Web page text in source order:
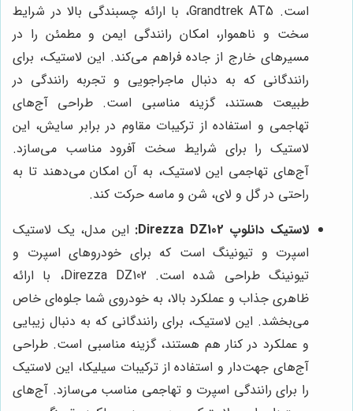
است. Grandtrek AT5، با ارائه چسبندگی بالا در شرایط
سخت و ناهموار، امکان رانندگی ایمن و مطمئن را در
مسیرهای خارج از جاده فراهم می‌کند. این لاستیک، برای
رانندگانی که به دنبال ماجراجویی و تجربه رانندگی در
طبیعت هستند، گزینه مناسبی است. طراحی آج‌های
تهاجمی و استفاده از ترکیبات مقاوم در برابر سایش، این
لاستیک را برای شرایط سخت آفرود مناسب می‌سازد.
آج‌های تهاجمی این لاستیک، به آن امکان می‌دهند تا به
راحتی در گل و لای، شن و ماسه حرکت کند.
لاستیک دانلوپ Direzza DZ102:
این مدل، یک لاستیک
اسپرت و تیونینگ است که برای خودروهای اسپرت و
تیونینگ طراحی شده است. Direzza DZ102، با ارائه
ظاهری جذاب و عملکرد بالا، به خودروی شما جلوه‌ای خاص
می‌بخشد. این لاستیک، برای رانندگانی که به دنبال زیبایی
و عملکرد در کنار هم هستند، گزینه مناسبی است. طراحی
آج‌های جهت‌دار و استفاده از ترکیبات سیلیکا، این لاستیک
را برای رانندگی اسپرت و تهاجمی مناسب می‌سازد. آج‌های